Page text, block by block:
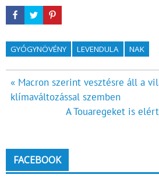
GYÓGYNÖVÉNY LEVENDULA NAK
Bejegyzés
navigáció
« Macron szerint vesztésre áll a
klímaváltozással szemben
A Touaregeket is
FACEBOOK